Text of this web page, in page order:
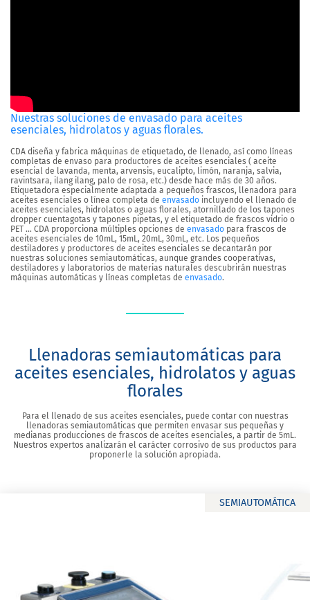
Nuestras soluciones de envasado para aceites
esenciales, hidrolatos y aguas florales.
CDA diseña y fabrica máquinas de etiquetado, de llenado, así como líneas
completas de envaso para productores de aceites esenciales ( aceite
esencial de lavanda, menta, arvensis, eucalipto, limón, naranja, salvia,
ravintsara, ilang ilang, palo de rosa, etc.) desde hace más de 30 años.
Etiquetadora especialmente adaptada a pequeños frascos, llenadora para
aceites esenciales o línea completa de envasado incluyendo el llenado de
aceites esenciales, hidrolatos o aguas florales, atornillado de los tapones
dropper cuentagotas y tapones pipetas, y el etiquetado de frascos vidrio o
PET … CDA proporciona múltiples opciones de envasado para frascos de
aceites esenciales de 10mL, 15mL, 20mL, 30mL, etc. Los pequeños
destiladores y productores de aceites esenciales se decantarán por
nuestras soluciones semiautomáticas, aunque grandes cooperativas,
destiladores y laboratorios de materias naturales descubrirán nuestras
máquinas automáticas y líneas completas de envasado.
Llenadoras semiautomáticas para
aceites esenciales, hidrolatos y aguas
florales
Para el llenado de sus aceites esenciales, puede contar con nuestras
llenadoras semiautomáticas que permiten envasar sus pequeñas y
medianas producciones de frascos de aceites esenciales, a partir de 5mL.
Nuestros expertos analizarán el carácter corrosivo de sus productos para
proponerle la solución apropiada.
SEMIAUTOMÁTICA